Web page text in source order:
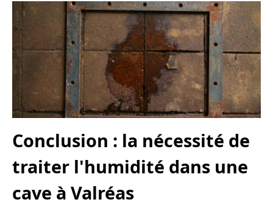
Conclusion : la nécessité de
traiter l'humidité dans une
cave à Valréas